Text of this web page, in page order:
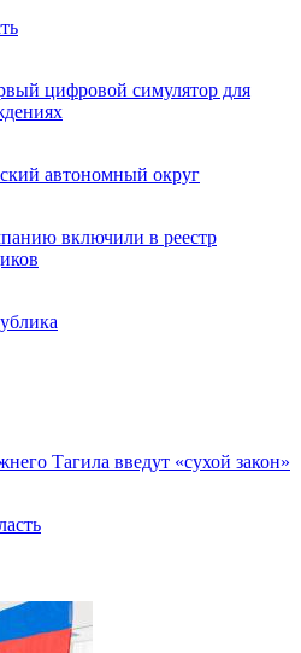
цифровой симулятор для
автономный округ
включили в реестр
Тагила введут «сухой закон»